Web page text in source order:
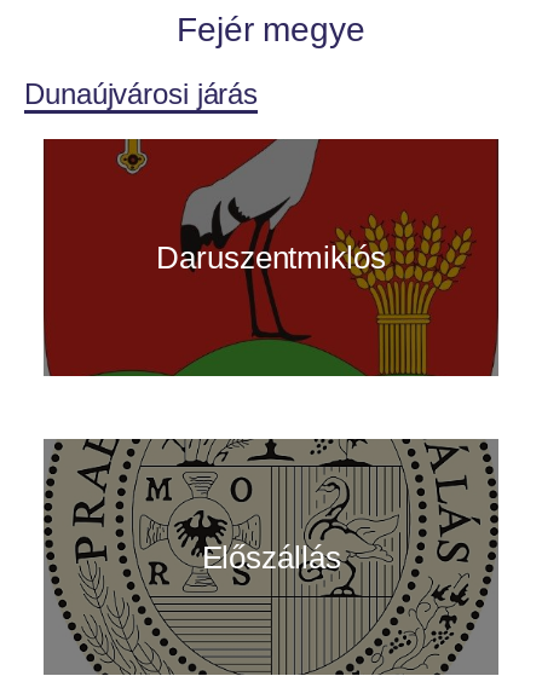
Fejér megye
Dunaújvárosi járás
Daruszentmiklós
Előszállás